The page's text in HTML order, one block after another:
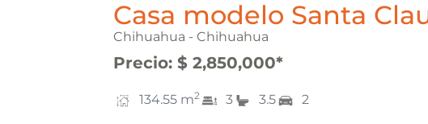
Casa modelo Santa
Chihuahua - Chihuahua
Precio: $ 2,850,000*
134.55 m2 3 3.5 2